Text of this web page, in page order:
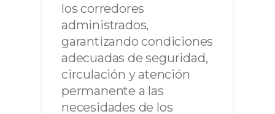
los corredores
administrados,
garantizando condiciones
adecuadas de seguridad,
circulación y atención
permanente a las
necesidades de los